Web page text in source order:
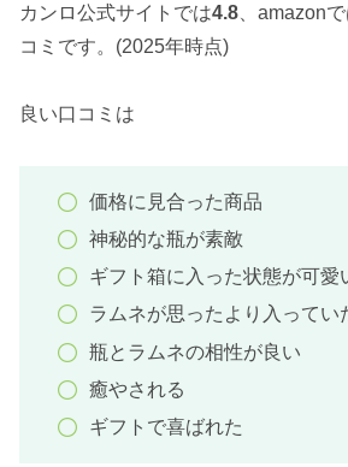
カンロ公式サイトでは4.8 、amazon
コミです。(2025年時点)
良い口コミは
価格に見合った商品
神秘的な瓶が素敵
ギフト箱に入った状態が可愛
ラムネが思ったより入ってい
瓶とラムネの相性が良い
癒やされる
ギフトで喜ばれた